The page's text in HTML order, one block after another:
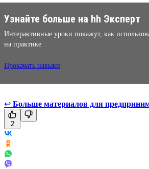
Узнайте больше на hh Эксперт
Интерактивные уроки покажут, как
на практике
Прокачать навыки
↩ Больше материалов для
2